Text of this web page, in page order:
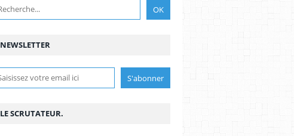
NEWSLETTER
LE SCRUTATEUR.